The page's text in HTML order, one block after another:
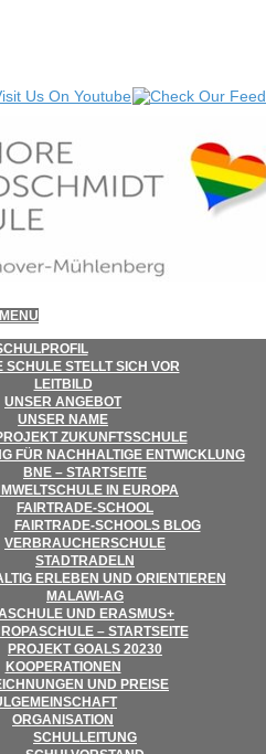
MENU
SCHULE STELLT SICH VOR
LEIT­BILD
UNSER ANGE­BOT
UNSER NAME
ZUKUNFTSSCHULE
FÜR NACH­HAL­TIGE ENTWICKLUNG
BNE – STARTSEITE
IN EUROPA
FAIR­­TRADE-SCHOOL
FAIR­TRADE-SCHOOLS BLOG
VER­BRAU­CHER­SCHULE
STADT­RA­DELN
ERLE­BEN UND ORIENTIEREN
MALAWI-AG
UND ERASMUS+
– STARTSEITE
PRO­JEKT GOALS 20230
KOOPE­RA­TIO­NEN
UND PREISE
ORGA­NI­SA­TION
SCHUL­LEI­TUNG